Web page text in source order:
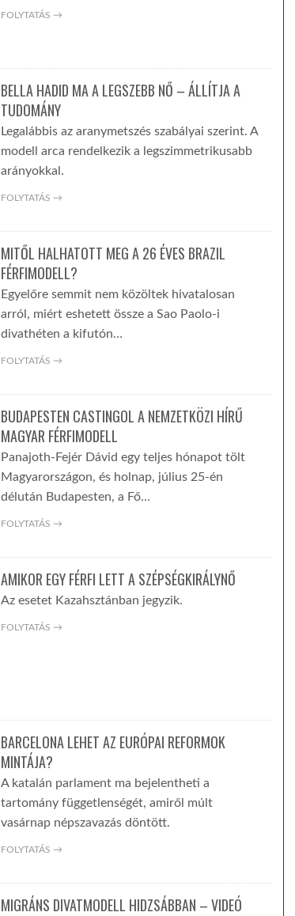
FOLYTATÁS →
BELLA HADID MA A LEGSZEBB NŐ – ÁLLÍTJA A
TUDOMÁNY
Legalábbis az aranymetszés szabályai szerint. A
modell arca rendelkezik a legszimmetrikusabb
arányokkal.
FOLYTATÁS →
MITŐL HALHATOTT MEG A 26 ÉVES BRAZIL
FÉRFIMODELL?
Egyelőre semmit nem közöltek hivatalosan
arról, miért eshetett össze a Sao Paolo-i
divathéten a kifutón…
FOLYTATÁS →
BUDAPESTEN CASTINGOL A NEMZETKÖZI HÍRŰ
MAGYAR FÉRFIMODELL
Panajoth-Fejér Dávid egy teljes hónapot tölt
Magyarországon, és holnap, július 25-én
délután Budapesten, a Fő…
FOLYTATÁS →
AMIKOR EGY FÉRFI LETT A SZÉPSÉGKIRÁLYNŐ
Az esetet Kazahsztánban jegyzik.
FOLYTATÁS →
BARCELONA LEHET AZ EURÓPAI REFORMOK
MINTÁJA?
A katalán parlament ma bejelentheti a
tartomány függetlenségét, amiről múlt
vasárnap népszavazás döntött.
FOLYTATÁS →
MIGRÁNS DIVATMODELL HIDZSÁBBAN – VIDEÓ